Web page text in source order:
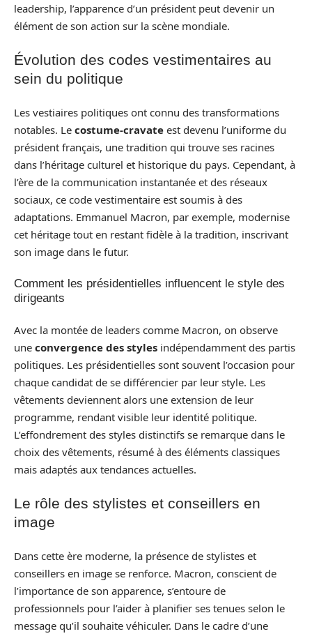
leadership, l’apparence d’un président peut devenir un
élément de son action sur la scène mondiale.
Évolution des codes vestimentaires au
sein du politique
Les vestiaires politiques ont connu des transformations
notables. Le costume-cravate est devenu l’uniforme du
président français, une tradition qui trouve ses racines
dans l’héritage culturel et historique du pays. Cependant, à
l’ère de la communication instantanée et des réseaux
sociaux, ce code vestimentaire est soumis à des
adaptations. Emmanuel Macron, par exemple, modernise
cet héritage tout en restant fidèle à la tradition, inscrivant
son image dans le futur.
Comment les présidentielles influencent le style des
dirigeants
Avec la montée de leaders comme Macron, on observe
une convergence des styles indépendamment des partis
politiques. Les présidentielles sont souvent l’occasion pour
chaque candidat de se différencier par leur style. Les
vêtements deviennent alors une extension de leur
programme, rendant visible leur identité politique.
L’effondrement des styles distinctifs se remarque dans le
choix des vêtements, résumé à des éléments classiques
mais adaptés aux tendances actuelles.
Le rôle des stylistes et conseillers en
image
Dans cette ère moderne, la présence de stylistes et
conseillers en image se renforce. Macron, conscient de
l’importance de son apparence, s’entoure de
professionnels pour l’aider à planifier ses tenues selon le
message qu’il souhaite véhiculer. Dans le cadre d’une